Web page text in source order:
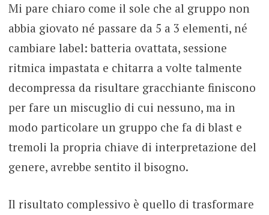
Mi pare chiaro come il sole che al gruppo non
abbia giovato né passare da 5 a 3 elementi, né
cambiare label: batteria ovattata, sessione
ritmica impastata e chitarra a volte talmente
decompressa da risultare gracchiante finiscono
per fare un miscuglio di cui nessuno, ma in
modo particolare un gruppo che fa di blast e
tremoli la propria chiave di interpretazione del
genere, avrebbe sentito il bisogno.
Il risultato complessivo è quello di trasformare